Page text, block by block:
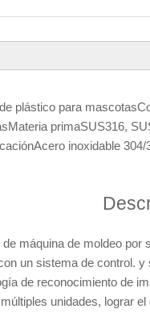
plástico para mascotas
Materia primaSUS316,
Acero inoxidable 304/
máquina de moldeo por
un sistema de control.
de reconocimiento de
unidades, lograr